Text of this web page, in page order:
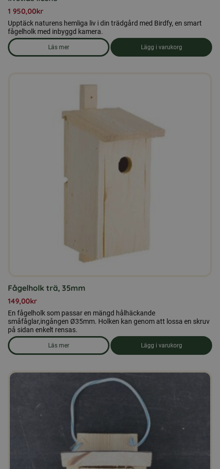
1 950,00kr
Upptäck naturens hemliga liv i din trädgård med Birdfy, en smart
fågelholk med inbyggd kamera.
Läs mer
om produkten Birdfy, fågelholk med kamera inklusive
Lägg i varukorg
Fågelholk trä, 35mm
149,00kr
En fågelholk som passar en mängd hålhäckande
småfåglar,ingången Ø35mm. Holken kan genom att lossa en skruv
på sidan enkelt rensas.
Läs mer
om produkten Fågelholk trä, 35mm
Lägg i varukorg